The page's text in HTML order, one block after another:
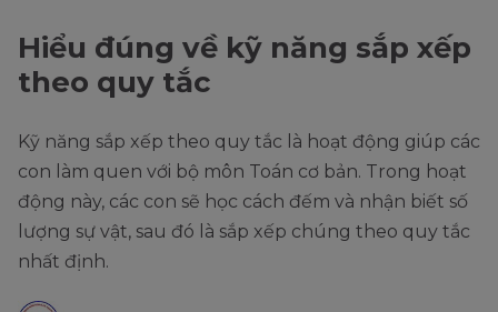
Hiểu đúng về kỹ năng sắp xếp
theo quy tắc
Kỹ năng sắp xếp theo quy tắc là hoạt động giúp các
con làm quen với bộ môn Toán cơ bản. Trong hoạt
động này, các con sẽ học cách đếm và nhận biết số
lượng sự vật, sau đó là sắp xếp chúng theo quy tắc
nhất định.